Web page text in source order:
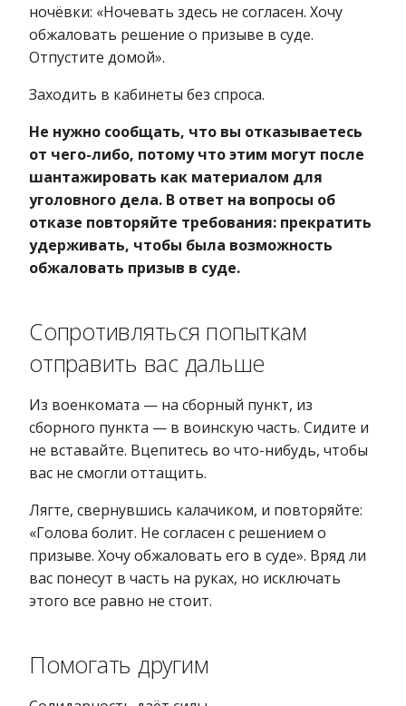
ночёвки: «Ночевать здесь не согласен. Хочу
обжаловать решение о призыве в суде.
Отпустите домой».
Заходить в кабинеты без спроса.
Не нужно сообщать, что вы отказываетесь
от чего-либо, потому что этим могут после
шантажировать как материалом для
уголовного дела. В ответ на вопросы об
отказе повторяйте требования: прекратить
удерживать, чтобы была возможность
обжаловать призыв в суде.
Сопротивляться попыткам
отправить вас дальше
Из военкомата — на сборный пункт, из
сборного пункта — в воинскую часть. Сидите и
не вставайте. Вцепитесь во что-нибудь, чтобы
вас не смогли оттащить.
Лягте, свернувшись калачиком, и повторяйте:
«Голова болит. Не согласен с решением о
призыве. Хочу обжаловать его в суде». Вряд ли
вас понесут в часть на руках, но исключать
этого все равно не стоит.
Помогать другим